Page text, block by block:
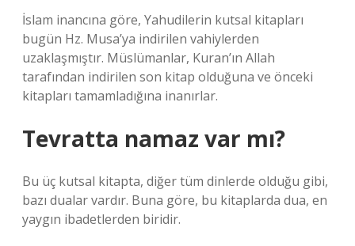
İslam inancına göre, Yahudilerin kutsal kitapları
bugün Hz. Musa’ya indirilen vahiylerden
uzaklaşmıştır. Müslümanlar, Kuran’ın Allah
tarafından indirilen son kitap olduğuna ve önceki
kitapları tamamladığına inanırlar.
Tevratta namaz var mı?
Bu üç kutsal kitapta, diğer tüm dinlerde olduğu gibi,
bazı dualar vardır. Buna göre, bu kitaplarda dua, en
yaygın ibadetlerden biridir.